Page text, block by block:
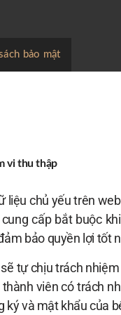
bảo mật
vi thu thập
liệu chủ yếu trên
cấp bắt buộc
bảo quyền lợi tốt
tự chịu trách
viên có trách
ký và mật khẩu của